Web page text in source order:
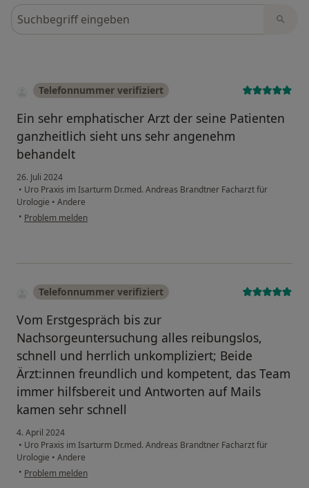
Bewertungen durchsuchen
Telefonnummer verifiziert
Ein sehr emphatischer Arzt der seine Patienten
ganzheitlich sieht uns sehr angenehm
behandelt
26. Juli 2024
• Uro Praxis im Isarturm Dr.med. Andreas Brandtner Facharzt für
Urologie • Andere
• Problem melden
Telefonnummer verifiziert
Vom Erstgespräch bis zur
Nachsorgeuntersuchung alles reibungslos,
schnell und herrlich unkompliziert; Beide
Ärzt:innen freundlich und kompetent, das Team
immer hilfsbereit und Antworten auf Mails
kamen sehr schnell
4. April 2024
• Uro Praxis im Isarturm Dr.med. Andreas Brandtner Facharzt für
Urologie • Andere
• Problem melden